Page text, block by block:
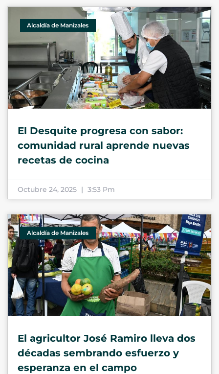
Alcaldía de Manizales
El Desquite progresa con sabor:
comunidad rural aprende nuevas
recetas de cocina
Octubre 24, 2025 3:53 Pm
Alcaldía de Manizales
El agricultor José Ramiro lleva dos
décadas sembrando esfuerzo y
esperanza en el campo